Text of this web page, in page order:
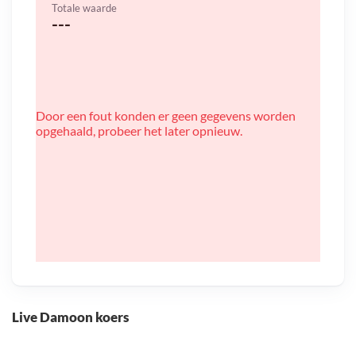
Live Damoon koers
Totale waarde
---
Door een fout konden er geen gegevens worden
opgehaald, probeer het later opnieuw.